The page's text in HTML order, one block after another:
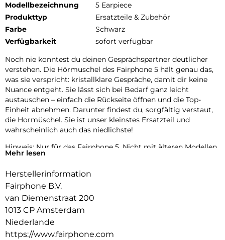
Modellbezeichnung
5 Earpiece
Produkttyp
Ersatzteile & Zubehör
Farbe
Schwarz
Verfügbarkeit
sofort verfügbar
Noch nie konntest du deinen Gesprächspartner deutlicher
verstehen. Die Hörmuschel des Fairphone 5 hält genau das,
was sie verspricht: kristallklare Gespräche, damit dir keine
Nuance entgeht. Sie lässt sich bei Bedarf ganz leicht
austauschen – einfach die Rückseite öffnen und die Top-
Einheit abnehmen. Darunter findest du, sorgfältig verstaut,
die Hormüschel. Sie ist unser kleinstes Ersatzteil und
wahrscheinlich auch das niedlichste!
Hinweis: Nur für das Fairphone 5. Nicht mit älteren Modellen
kompatibel.
Mehr lesen
Herstellerinformation
Fairphone B.V.
van Diemenstraat 200
1013 CP Amsterdam
Niederlande
https://www.fairphone.com